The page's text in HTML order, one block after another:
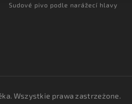
Sudové pivo podle narážecí hlavy
. Wszystkie prawa zastrzeżone.